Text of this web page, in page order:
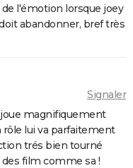
l'émotion lorsque joey
abandonner, bref très
Signaler
magnifiquement
rôle lui va parfaitement
trés bien tourné
film comme sa !